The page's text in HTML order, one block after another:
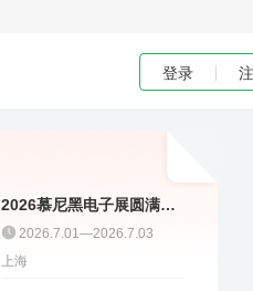
登录
2026慕尼黑电子展圆满收
官｜聚多邦精彩不停
2026.7.01—2026.7.03
上海